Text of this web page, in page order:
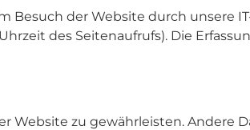
der Website durch unsere
des Seitenaufrufs). Die
Website zu gewährleisten. Andere